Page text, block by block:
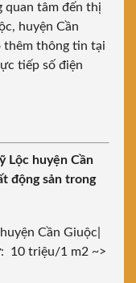
quan tâm đến thị
huyện Cần
thêm thông tin tại
tiếp số điện
Lộc huyện Cần
động sản trong
Cần Giuộc|
10 triệu/1 m2 ~>